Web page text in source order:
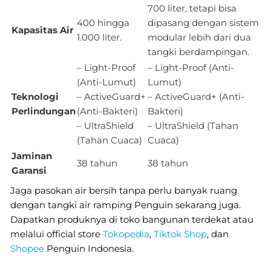
Kapasitas Air
400 hingga
1.000 liter.
700 liter, tetapi bisa
dipasang dengan sistem
modular lebih dari dua
tangki berdampingan.
Teknologi
Perlindungan
– Light-Proof
(Anti-Lumut)
– ActiveGuard+
(Anti-Bakteri)
– UltraShield
(Tahan Cuaca)
– Light-Proof (Anti-
Lumut)
– ActiveGuard+ (Anti-
Bakteri)
– UltraShield (Tahan
Cuaca)
Jaminan
Garansi
38 tahun 38 tahun
Jaga pasokan air bersih tanpa perlu banyak ruang
dengan tangki air ramping Penguin sekarang juga.
Dapatkan produknya di toko bangunan terdekat atau
melalui official store Tokopedia, Tiktok Shop, dan
Shopee Penguin Indonesia.